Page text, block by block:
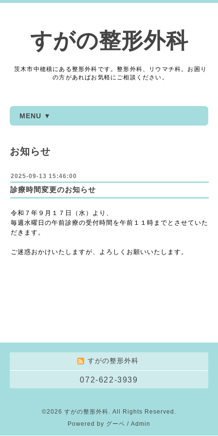
すがの整形外科
茨木市中穂積にある整形外科です。整形外科、リウマチ科。お困り
の方があればお気軽にご相談ください。
MENU ▼
お知らせ
2025-09-13 15:46:00
診療時間変更のお知らせ
令和７年９月１７日（水）より、
毎週水曜日の午前診療の受付時間を午前１１時までとさせていた
だきます。
ご迷惑おかけいたしますが、よろしくお願いいたします。
すがの整形外科
072-622-3939
©2026 すがの整形外科. All Rights Reserved.
Powered by グーペ / Admin